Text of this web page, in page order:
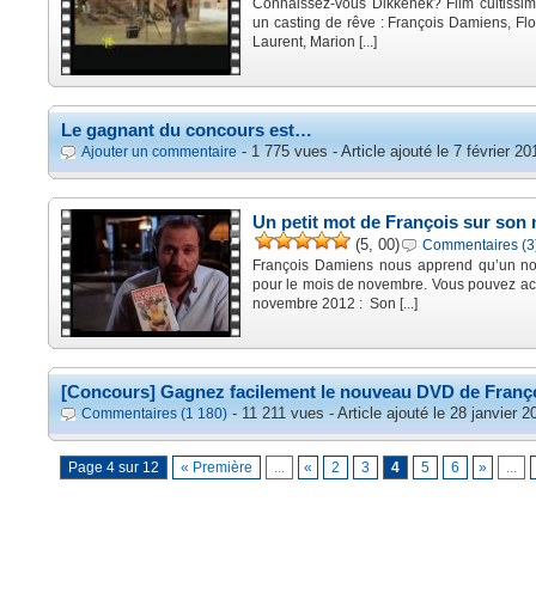
Connaissez-vous Dikkenek? Film
un casting de rêve : François Damiens,
Laurent, Marion [...]
Le gagnant du concours est…
Ajouter un commentaire - 1 775 vues - Article ajouté le 7 février
Un petit mot de François sur son
(5, 00)
Commentaires
François Damiens nous apprend qu’un
pour le mois de novembre. Vous pouvez
novembre 2012 : Son [...]
[Concours] Gagnez facilement le nouveau DVD de
Commentaires (1 180) - 11 211 vues - Article ajouté le 28 janvier
Page 4 sur 12 « Première ... « 2 3 4 5 6 » ...